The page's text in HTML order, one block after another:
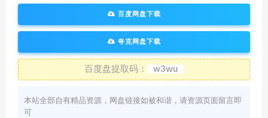
百度网盘下载
夸克网盘下载
百度盘提取码： w3wu
本站全部自有精品资源，网盘链接如被和谐，请资源页面留言即
可